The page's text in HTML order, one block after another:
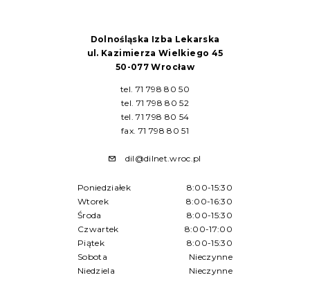
Dolnośląska Izba Lekarska
ul. Kazimierza Wielkiego 45
50-077 Wrocław
tel. 71 798 80 50
tel. 71 798 80 52
tel. 71 798 80 54
fax. 71 798 80 51
dil@dilnet.wroc.pl
Poniedziałek
8:00-15:30
Wtorek
8:00-16:30
Środa
8:00-15:30
Czwartek
8:00-17:00
Piątek
8:00-15:30
Sobota
Nieczynne
Niedziela
Nieczynne